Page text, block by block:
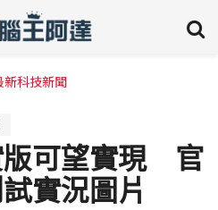
新科技新聞
版可望實現 官
實況圖片